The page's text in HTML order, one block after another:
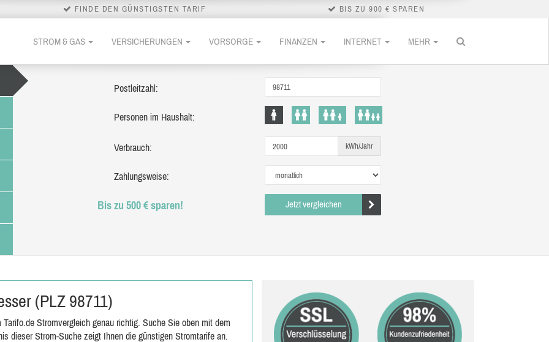
FINDE DEN GÜNSTIGSTEN TARIF BIS ZU 900 € SPAREN
STROM & GAS VERSICHERUNGEN VORSORGE FINANZEN INTERNET MEHR
Postleitzahl:
Personen im Haushalt:
Verbrauch: kWh/Jahr
Zahlungsweise:
Bis zu 500 € sparen! Jetzt vergleichen
(PLZ 98711)
Stromvergleich genau richtig. Suche Sie oben mit dem
dieser Strom-Suche zeigt Ihnen die günstigen Stromtarife an.